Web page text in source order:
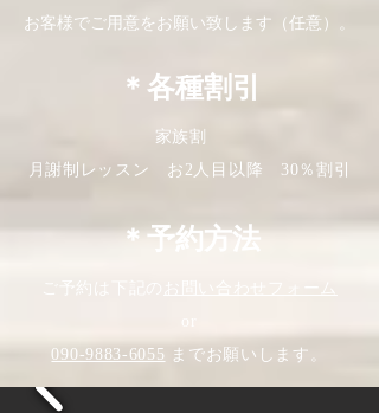
ご予約は下記の
お問い合わせフォーム
090-9883-6055 までお願いします。
​＊予約方法
家族割
月謝制レッスン お2人目以降 30％割引
​＊各種割引
お客様でご用意をお願い致します（任意）。